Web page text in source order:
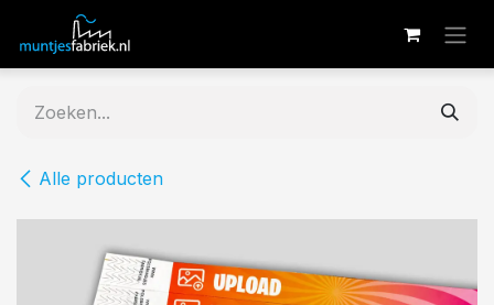
Overslaan naar inhoud
Alle producten